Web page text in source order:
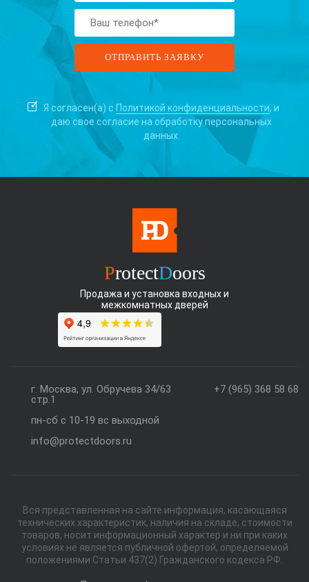
Я согласен(а) с Политикой конфиденциальности, и
даю свое согласие на обработку персональных
данных.
ProtectDoors
Продажа и установка входных и
межкомнатных дверей
+7 (965) 368 58 68
г. Москва, ул. Обручева 34/63
стр.1
пн-сб с 10-19 вс выходной
info@protectdoors.ru
Вся представленная на сайте информация, касающаяся
технических характеристик, наличия на складе, стоимости
товаров, носит информационный характер и ни при каких
условиях не является публичной офертой, определяемой
положениями Статьи 437(2) Гражданского кодекса РФ.